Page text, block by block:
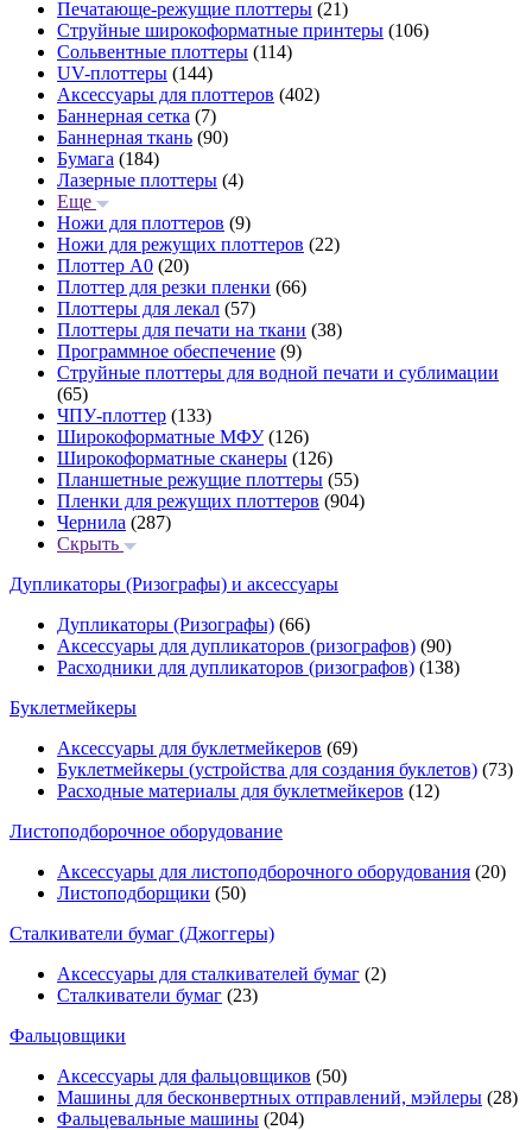
Печатающе-режущие плоттеры (21)
Струйные широкоформатные принтеры (106)
Сольвентные плоттеры (114)
UV-плоттеры (144)
Аксессуары для плоттеров (402)
Баннерная сетка (7)
Баннерная ткань (90)
Бумага (184)
Лазерные плоттеры (4)
Еще
Ножи для плоттеров (9)
Ножи для режущих плоттеров (22)
Плоттер А0 (20)
Плоттер для резки пленки (66)
Плоттеры для лекал (57)
Плоттеры для печати на ткани (38)
Программное обеспечение (9)
Струйные плоттеры для водной печати и сублимации
(65)
ЧПУ-плоттер (133)
Широкоформатные МФУ(126)
Широкоформатные сканеры (126)
Планшетные режущие плоттеры (55)
Пленки для режущих плоттеров (904)
Чернила (287)
Скрыть
Дупликаторы (Ризографы) и аксессуары
Дупликаторы (Ризографы) (66)
Аксессуары для дупликаторов (ризографов) (90)
Расходники для дупликаторов (ризографов) (138)
Буклетмейкеры
Аксессуары для буклетмейкеров (69)
Буклетмейкеры (устройства для создания буклетов) (73)
Расходные материалы для буклетмейкеров (12)
Листоподборочное оборудование
Аксессуары для листоподборочного оборудования (20)
Листоподборщики (50)
Сталкиватели бумаг (Джоггеры)
Аксессуары для сталкивателей бумаг (2)
Сталкиватели бумаг (23)
Фальцовщики
Аксессуары для фальцовщиков (50)
Машины для бесконвертных отправлений, мэйлеры (28)
Фальцевальные машины (204)